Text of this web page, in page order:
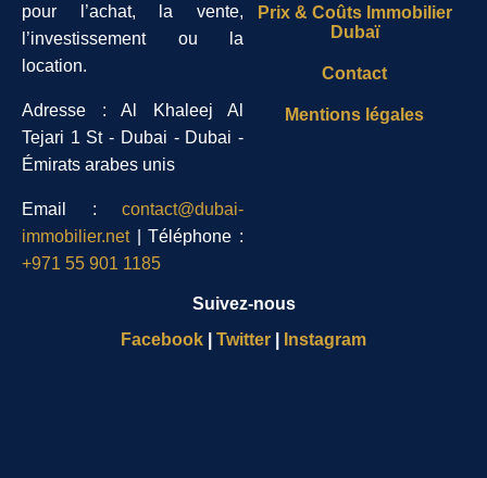
pour l’achat, la vente,
l’investissement ou la
location.
Adresse : Al Khaleej Al
Tejari 1 St - Dubai - Dubai -
Émirats arabes unis
Email : contact@dubai-
immobilier.net| Téléphone :
+971 55 901 1185
Prix & Coûts Immobilier
Dubaï
Contact
Mentions légales
Suivez-nous
Facebook
Twitter Instagram